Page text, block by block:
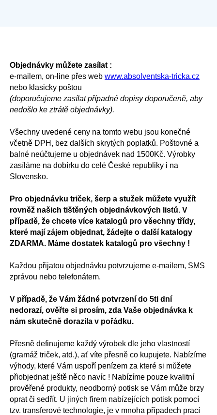
Objednávky můžete zasílat :
e-mailem, on-line přes web www.absolventska-tricka.cz
nebo klasicky poštou
(doporučujeme zasílat případné dopisy doporučeně, aby
nedošlo ke ztrátě objednávky).
Všechny uvedené ceny na tomto webu jsou konečné
včetně DPH, bez dalších skrytých poplatků. Poštovné a
balné neúčtujeme u objednávek nad 1500Kč. Výrobky
zasíláme na dobírku do celé České republiky i na
Slovensko.
Pro objednávku triček, šerp a stužek můžete využít
rovněž našich tištěných objednávkových listů. V
případě, že chcete více katalogů pro všechny třídy,
které mají zájem objednat, žádejte o další katalogy
ZDARMA. Máme dostatek katalogů pro všechny !
Každou přijatou objednávku potvrzujeme e-mailem, SMS
zprávou nebo telefonátem.
V případě, že Vám žádné potvrzení do 5ti dní
nedorazí, ověřte si prosím, zda Vaše objednávka k
nám skutečně dorazila v pořádku.
Přesně definujeme každý výrobek dle jeho vlastností
(gramáž triček, atd.), ať víte přesně co kupujete. Nabízíme
výhody, které Vám uspoří penízem za které si můžete
přiobjednat ještě něco navíc ! Nabízíme pouze kvalitní
prověřené produkty, neodborný potisk se Vám může brzy
oprat či sedřít. U jiných firem nabízejících potisk pomocí
tzv. transferové technologie, je v mnoha případech prací